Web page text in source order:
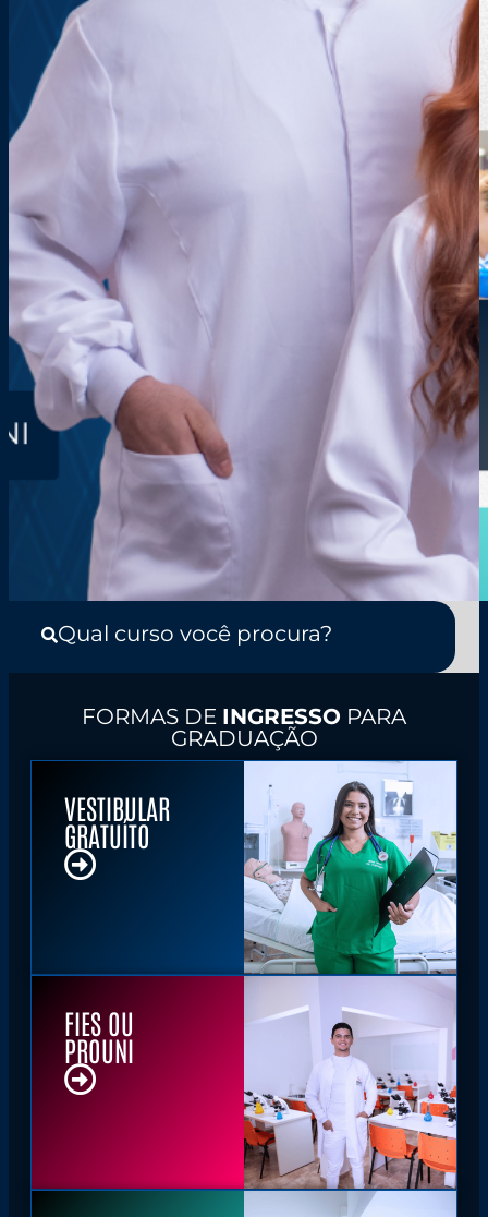
Qual curso você procura?
FORMAS DE INGRESSO PARA
GRADUAÇÃO
VESTIBULAR
GRATUÍTO
FIES OU
PROUNI